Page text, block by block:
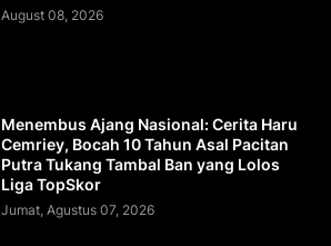
August 08, 2026
Menembus Ajang Nasional: Cerita Haru
Cemriey, Bocah 10 Tahun Asal Pacitan
Putra Tukang Tambal Ban yang Lolos
Liga TopSkor
Jumat, Agustus 07, 2026